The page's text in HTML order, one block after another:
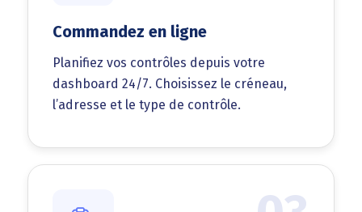
Commandez en ligne
Planifiez vos contrôles depuis votre
dashboard 24/7. Choisissez le créneau,
l’adresse et le type de contrôle.